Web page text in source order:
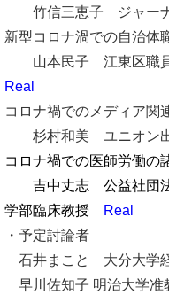
竹信三恵子 ジャーナ
新型コロナ渦での自治体
山本民子 江東区職員
Real
コロナ禍でのメディア関
杉村和美 ユニオン
コロナ禍での医師労働の
吉中丈志 公益社団法
学部臨床教授
Real
・予定討論者
石井まこと 大分大学
早川佐知子 明治大学